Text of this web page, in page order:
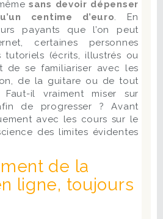
sans devoir dépenser
centime d’euro. En
payants que l’on peut
certaines personnes
tutoriels (écrits, illustrés ou
de se familiariser avec les
de la guitare ou de tout
Faut-il vraiment miser sur
de progresser ? Avant
avec les cours sur le
des limites évidentes
de la
ligne, toujours